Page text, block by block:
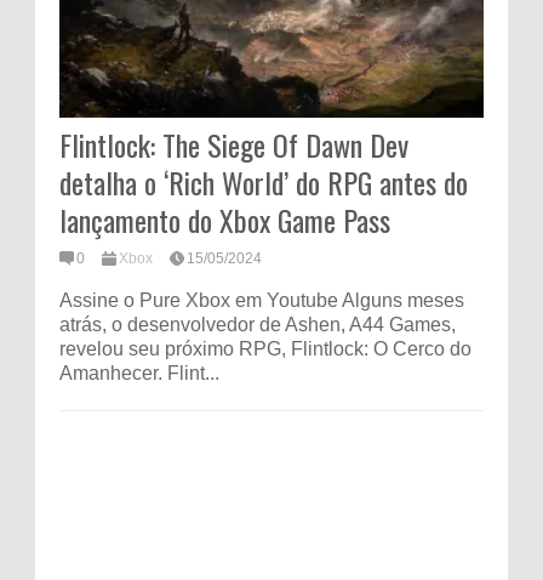
Flintlock: The Siege Of Dawn Dev
detalha o ‘Rich World’ do RPG antes do
lançamento do Xbox Game Pass
0 Xbox 15/05/2024
Assine o Pure Xbox em Youtube Alguns meses
atrás, o desenvolvedor de Ashen, A44 Games,
revelou seu próximo RPG, Flintlock: O Cerco do
Amanhecer. Flint...